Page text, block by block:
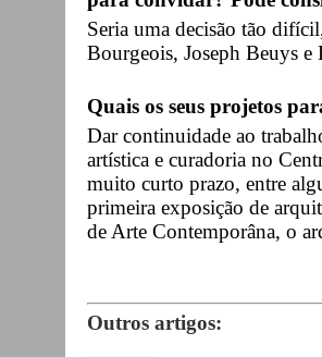
Seria uma decisão tão
Bourgeois, Joseph Beuys e
Quais os seus projetos
Dar continuidade ao
artística e curadoria no
muito curto prazo, entre
primeira exposição de
de Arte Contemporâna, o
Outros artigos: